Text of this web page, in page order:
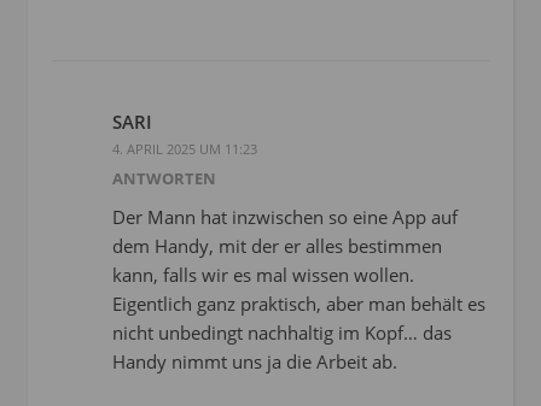
SARI
4. APRIL 2025 UM 11:23
ANTWORTEN
Der Mann hat inzwischen so eine App auf
dem Handy, mit der er alles bestimmen
kann, falls wir es mal wissen wollen.
Eigentlich ganz praktisch, aber man behält es
nicht unbedingt nachhaltig im Kopf… das
Handy nimmt uns ja die Arbeit ab.